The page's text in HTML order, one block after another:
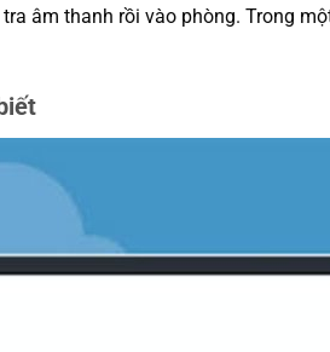
âm thanh rồi vào phòng. Trong